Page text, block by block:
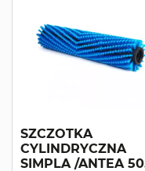
SZCZOTKA
CYLINDRYCZNA
SIMPLA /ANTEA 50